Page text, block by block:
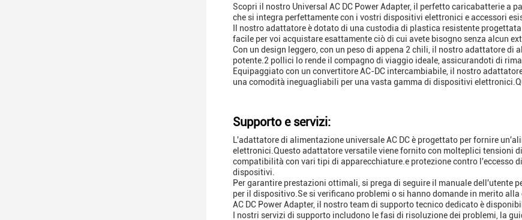
Scopri il nostro Universal AC DC Power Adapter, il perfetto caricabatterie a
che si integra perfettamente con i vostri dispositivi elettronici e accessori
Il nostro adattatore è dotato di una custodia di plastica resistente
facile per voi acquistare esattamente ciò di cui avete bisogno senza alcun
Con un design leggero, con un peso di appena 2 chili, il nostro adattatore di
potente.2 pollici lo rende il compagno di viaggio ideale, assicurandoti di
Equipaggiato con un convertitore AC-DC intercambiabile, il nostro
una comodità ineguagliabili per una vasta gamma di dispositivi
Supporto e servizi:
L'adattatore di alimentazione universale AC DC è progettato per fornire
elettronici.Questo adattatore versatile viene fornito con molteplici tensioni
compatibilità con vari tipi di apparecchiature.e protezione contro l'eccesso
dispositivi.
Per garantire prestazioni ottimali, si prega di seguire il manuale dell'utente
per il dispositivo.Se si verificano problemi o si hanno domande in merito
AC DC Power Adapter, il nostro team di supporto tecnico dedicato è
I nostri servizi di supporto includono le fasi di risoluzione dei problemi, la